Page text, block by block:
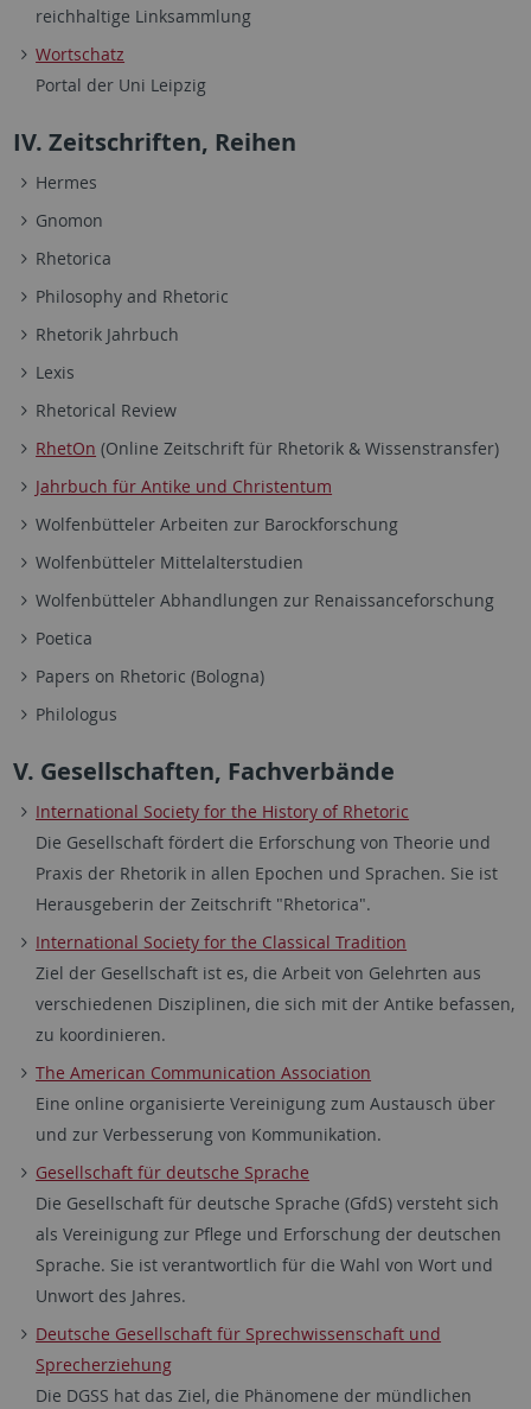
reichhaltige Linksammlung
Wortschatz
Portal der Uni Leipzig
IV. Zeitschriften, Reihen
Hermes
Gnomon
Rhetorica
Philosophy and Rhetoric
Rhetorik Jahrbuch
Lexis
Rhetorical Review
RhetOn (Online Zeitschrift für Rhetorik & Wissenstransfer)
Jahrbuch für Antike und Christentum
Wolfenbütteler Arbeiten zur Barockforschung
Wolfenbütteler Mittelalterstudien
Wolfenbütteler Abhandlungen zur Renaissanceforschung
Poetica
Papers on Rhetoric (Bologna)
Philologus
V. Gesellschaften, Fachverbände
International Society for the History of Rhetoric
Die Gesellschaft fördert die Erforschung von Theorie und
Praxis der Rhetorik in allen Epochen und Sprachen. Sie ist
Herausgeberin der Zeitschrift "Rhetorica".
International Society for the Classical Tradition
Ziel der Gesellschaft ist es, die Arbeit von Gelehrten aus
verschiedenen Disziplinen, die sich mit der Antike befassen,
zu koordinieren.
The American Communication Association
Eine online organisierte Vereinigung zum Austausch über
und zur Verbesserung von Kommunikation.
Gesellschaft für deutsche Sprache
Die Gesellschaft für deutsche Sprache (GfdS) versteht sich
als Vereinigung zur Pflege und Erforschung der deutschen
Sprache. Sie ist verantwortlich für die Wahl von Wort und
Unwort des Jahres.
Deutsche Gesellschaft für Sprechwissenschaft und
Sprecherziehung
Die DGSS hat das Ziel, die Phänomene der mündlichen